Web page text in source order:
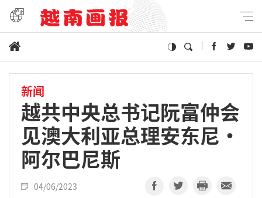
新闻
越共中央总书记阮富仲会
见澳大利亚总理安东尼·
阿尔巴尼斯
04/06/2023